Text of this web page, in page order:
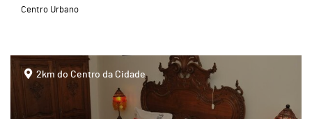
Centro Urbano
page
2km do Centro da Cidade